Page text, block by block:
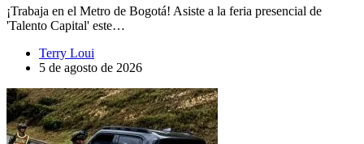
¡Trabaja en el Metro de Bogotá! Asiste a la feria presencial de
'Talento Capital' este…
Terry Loui
5 de agosto de 2026